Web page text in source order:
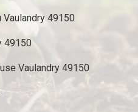
49150
49150
Vaulandry 49150